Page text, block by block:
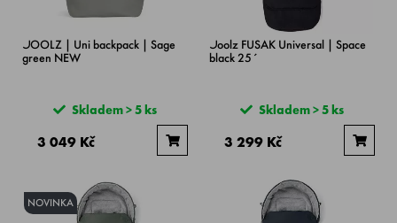
JOOLZ | Uni backpack | Sage
green NEW
Skladem > 5 ks
3 049 Kč
Joolz FUSAK Universal | Space
black 25´
Skladem > 5 ks
3 299 Kč
NOVINKA